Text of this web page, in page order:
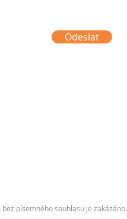
Odeslat
písemného souhlasu je zakázáno.